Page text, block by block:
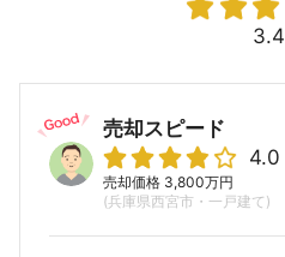
3.4
売却スピード
4.0
売却価格 3,800万円
(兵庫県西宮市・一戸建て)